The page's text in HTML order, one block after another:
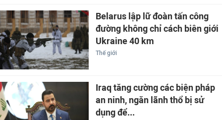
Belarus lập lữ đoàn tấn công
đường không chỉ cách biên giới
Ukraine 40 km
Thế giới
Iraq tăng cường các biện pháp
an ninh, ngăn lãnh thổ bị sử
dụng để...